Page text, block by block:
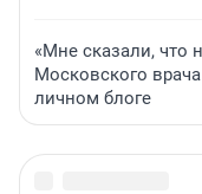
«Мне сказали, что
Московского
личном блоге